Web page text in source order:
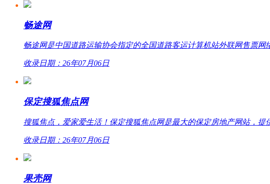
畅途网
畅途网是中国道路运输协会指定的全国道路客运计算机站外联网售票
收录日期：26年07月06日
保定搜狐焦点网
搜狐焦点，爱家爱生活！保定搜狐焦点网是最大的保定房地产网站，
收录日期：26年07月06日
果壳网